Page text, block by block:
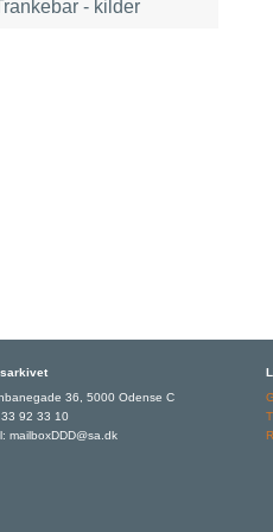
- kilder
36, 5000 Odense C
33 92 33 10
mailboxDDD@sa.dk